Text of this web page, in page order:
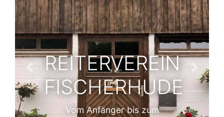
Zurück Weiter